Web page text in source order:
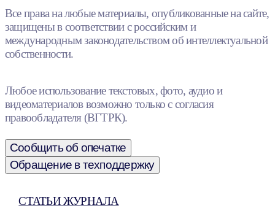
Все права на любые материалы, опубликованные на сайте,
защищены в соответствии с российским и
международным законодательством об интеллектуальной
собственности.
Любое использование текстовых, фото, аудио и
видеоматериалов возможно только с согласия
правообладателя (ВГТРК).
Сообщить об опечатке
Обращение в техподдержку
СТАТЬИ ЖУРНАЛА